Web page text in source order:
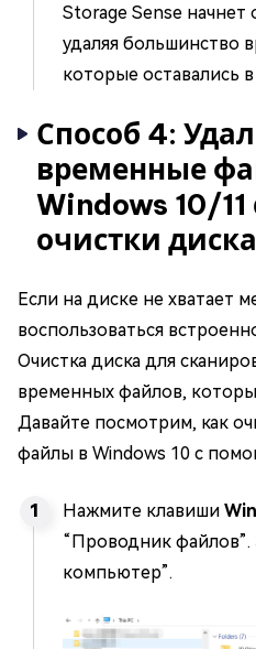
Storage Sense начнет
удаляя большинство
которые оставались
Способ 4:
временные
Windows 10/
очистки диска
Если на диске не хватает
воспользоваться
Очистка диска для
временных файлов,
Давайте посмотрим, как
файлы в Windows 10 с
Нажмите клавиши
“Проводник
компьютер”.